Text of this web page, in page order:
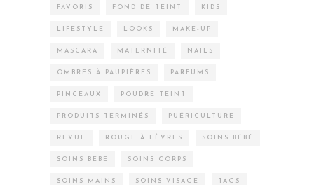
FAVORIS FOND DE TEINT KIDS
LIFESTYLE LOOKS MAKE-UP
MASCARA MATERNITÉ NAILS
OMBRES À PAUPIÈRES PARFUMS
PINCEAUX POUDRE TEINT
PRODUITS TERMINÉS PUÉRICULTURE
REVUE ROUGE À LÈVRES SOINS BÉBÉ
SOINS BÉBÉ SOINS CORPS
SOINS MAINS SOINS VISAGE TAGS